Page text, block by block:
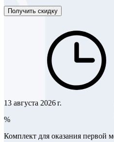
Получить скидку
13 августа 2026 г.
%
Комплект для оказания первой